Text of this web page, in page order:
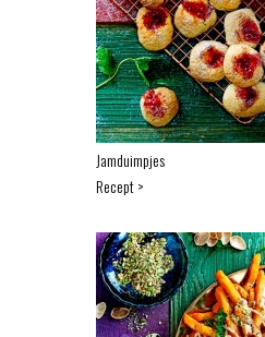
Jamduimpjes
Recept >